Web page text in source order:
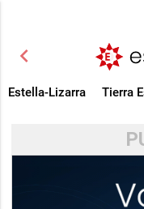
chevron_left
Estella-Lizarra Tierra